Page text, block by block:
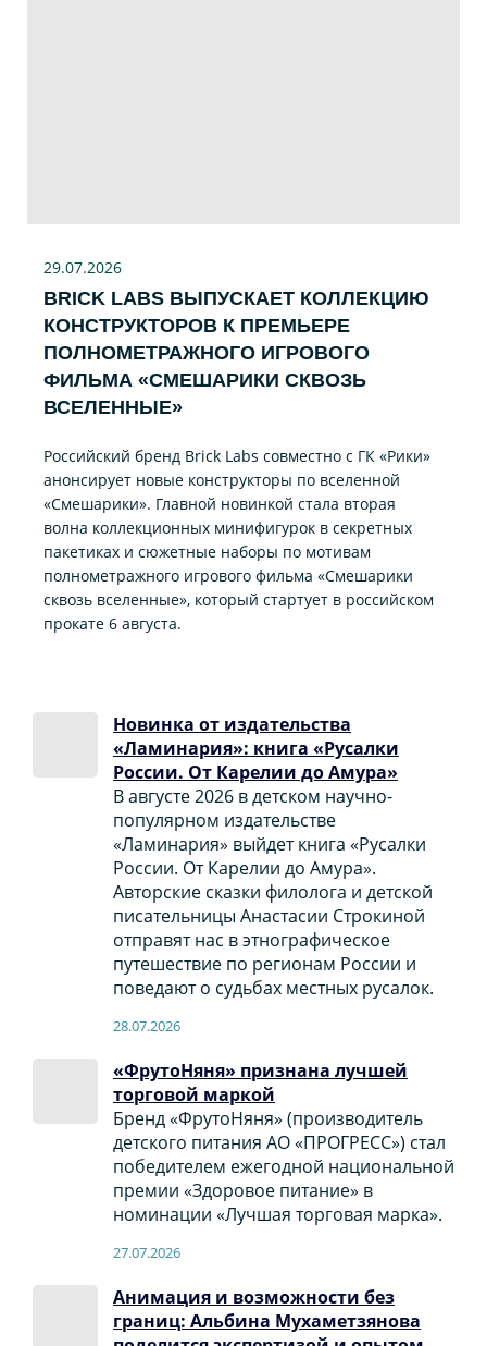
29.07.2026
BRICK LABS ВЫПУСКАЕТ КОЛЛЕКЦИЮ
КОНСТРУКТОРОВ К ПРЕМЬЕРЕ
ПОЛНОМЕТРАЖНОГО ИГРОВОГО
ФИЛЬМА «CМЕШАРИКИ СКВОЗЬ
ВСЕЛЕННЫЕ»
Российский бренд Brick Labs совместно с ГК «Рики»
анонсирует новые конструкторы по вселенной
«Смешарики». Главной новинкой стала вторая
волна коллекционных минифигурок в секретных
пакетиках и сюжетные наборы по мотивам
полнометражного игрового фильма «Смешарики
сквозь вселенные», который стартует в российском
прокате 6 августа.
Новинка от издательства
«Ламинария»: книга «Русалки
России. От Карелии до Амура»
В августе 2026 в детском научно-
популярном издательстве
«Ламинария» выйдет книга «Русалки
России. От Карелии до Амура».
Авторские сказки филолога и детской
писательницы Анастасии Строкиной
отправят нас в этнографическое
путешествие по регионам России и
поведают о судьбах местных русалок.
28.07.2026
«ФрутоНяня» признана лучшей
торговой маркой
Бренд «ФрутоНяня» (производитель
детского питания АО «ПРОГРЕСС») стал
победителем ежегодной национальной
премии «Здоровое питание» в
номинации «Лучшая торговая марка».
27.07.2026
Анимация и возможности без
границ: Альбина Мухаметзянова